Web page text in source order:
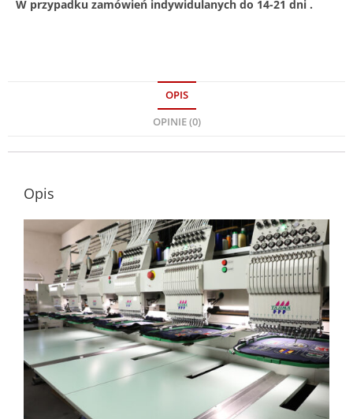
W przypadku zamówień indywidulanych do 14-21 dni .
OPIS
OPINIE (0)
Opis